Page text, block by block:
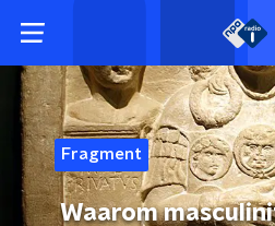
Fragment
Waarom